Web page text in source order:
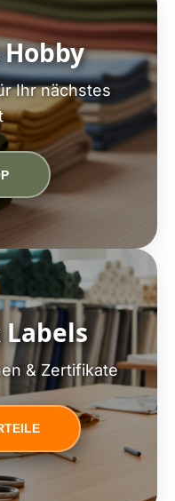
Ihr nächstes
& Zertifikate